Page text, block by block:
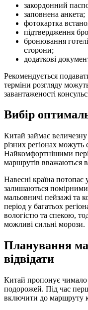
закордонний
заповнена анкета;
фотокартка
підтвердження
бронювання
сторони;
додаткові
Рекомендується
терміни розгляду
завантаженості
Вибір
Китай займає
різних регіонах можуть
Найкомфортнішими
маршрутів вважаються
Навесні країна потопає
залишаються
мальовничі пейзажі та
період у багатьох
вологістю та спекою,
можливі сильні морози.
Планування
відвідати
Китай пропонує чимало
подорожей. Під час
включити до маршруту